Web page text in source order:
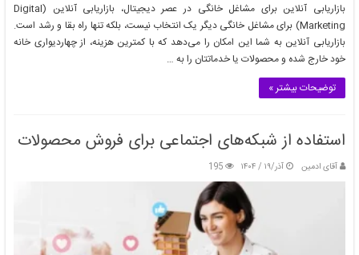
بازاریابی آنلاین برای مشاغل خانگی در عصر دیجیتال، بازاریابی آنلاین (Digital
Marketing) برای مشاغل خانگی دیگر یک انتخاب نیست، بلکه تنها راه بقا و رشد است.
بازاریابی آنلاین به شما این امکان را می‌دهد که با کمترین هزینه، از چهاردیواری خانه
خود خارج شده و محصولات یا خدماتتان را به …
توضیحات بیشتر »
استفاده از شبکه‌های اجتماعی برای فروش محصولات
آقای ادمین آذر/۱۹ / ۱۴۰۴ 195